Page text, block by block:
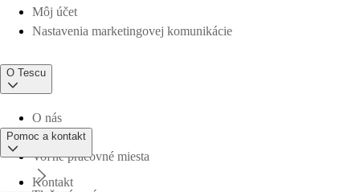
Môj účet
Nastavenia marketingovej komunikácie
O Tescu
O nás
Voľné pracovné miesta
Pomoc a kontakt
Kontakt